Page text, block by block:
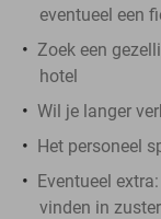
eventueel een
Zoek een
hotel
Wil je langer
Het personeel
Eventueel
vinden in